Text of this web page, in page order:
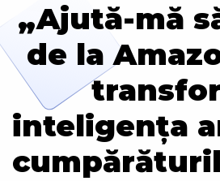
„Ajută-mă
de la
inteligența